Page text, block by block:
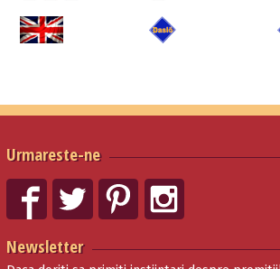
Urmareste-ne
Newsletter